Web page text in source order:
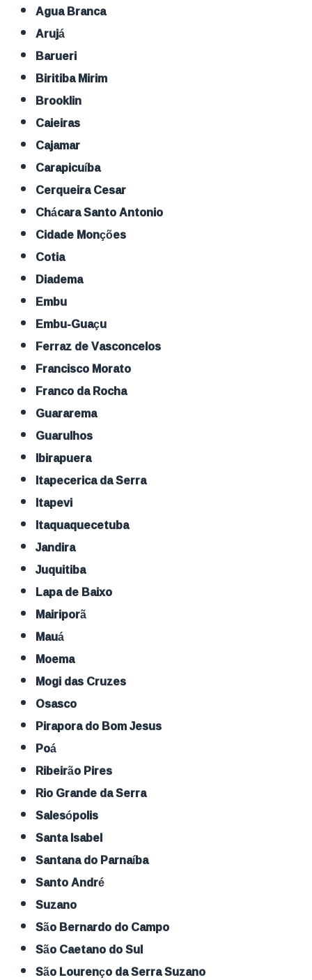
Agua Branca
Arujá
Barueri
Biritiba Mirim
Brooklin
Caieiras
Cajamar
Carapicuíba
Cerqueira Cesar
Chácara Santo Antonio
Cidade Monções
Cotia
Diadema
Embu
Embu-Guaçu
Ferraz de Vasconcelos
Francisco Morato
Franco da Rocha
Guararema
Guarulhos
Ibirapuera
Itapecerica da Serra
Itapevi
Itaquaquecetuba
Jandira
Juquitiba
Lapa de Baixo
Mairiporã
Mauá
Moema
Mogi das Cruzes
Osasco
Pirapora do Bom Jesus
Poá
Ribeirão Pires
Rio Grande da Serra
Salesópolis
Santa Isabel
Santana do Parnaíba
Santo André
Suzano
São Bernardo do Campo
São Caetano do Sul
São Lourenço da Serra Suzano